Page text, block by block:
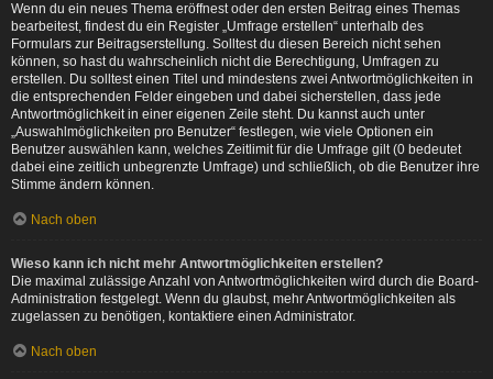
Wenn du ein neues Thema eröffnest oder den ersten Beitrag eines Themas
bearbeitest, findest du ein Register „Umfrage erstellen“ unterhalb des
Formulars zur Beitragserstellung. Solltest du diesen Bereich nicht sehen
können, so hast du wahrscheinlich nicht die Berechtigung, Umfragen zu
erstellen. Du solltest einen Titel und mindestens zwei Antwortmöglichkeiten in
die entsprechenden Felder eingeben und dabei sicherstellen, dass jede
Antwortmöglichkeit in einer eigenen Zeile steht. Du kannst auch unter
„Auswahlmöglichkeiten pro Benutzer“ festlegen, wie viele Optionen ein
Benutzer auswählen kann, welches Zeitlimit für die Umfrage gilt (0 bedeutet
dabei eine zeitlich unbegrenzte Umfrage) und schließlich, ob die Benutzer ihre
Stimme ändern können.
Nach oben
Wieso kann ich nicht mehr Antwortmöglichkeiten erstellen?
Die maximal zulässige Anzahl von Antwortmöglichkeiten wird durch die Board-
Administration festgelegt. Wenn du glaubst, mehr Antwortmöglichkeiten als
zugelassen zu benötigen, kontaktiere einen Administrator.
Nach oben